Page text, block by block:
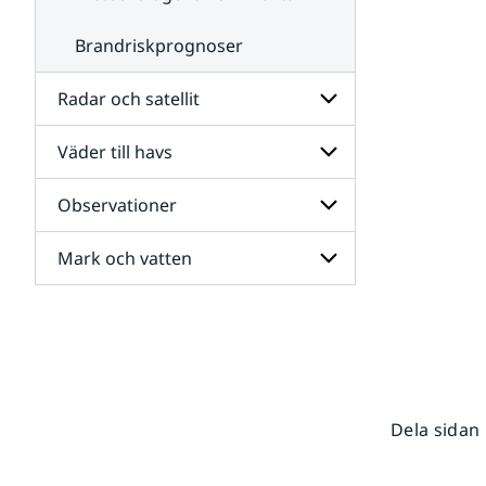
Brandriskprognoser
Radar och satellit
Undersidor
för
Radar
och
satellit
Väder till havs
Undersidor
för
Väder
till
havs
Observationer
Undersidor
för
Mark och vatten
Dela sidan